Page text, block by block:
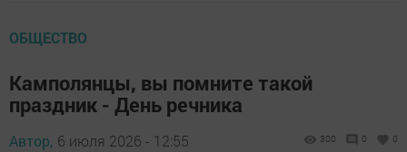
ОБЩЕСТВО
Камполянцы, вы помните такой
праздник - День речника
Автор, 6 июля 2026 - 12:55 300 0 0